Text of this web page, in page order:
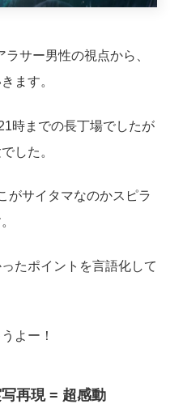
サー男性の視点から、
ます。
時までの長丁場でしたが
した。
がサイタマなのかスピラ
たポイントを言語化して
よー！
再現 = 超感動